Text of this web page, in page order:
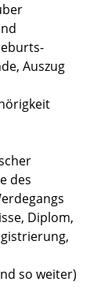
Auszug
des
Diplom,
so weiter)